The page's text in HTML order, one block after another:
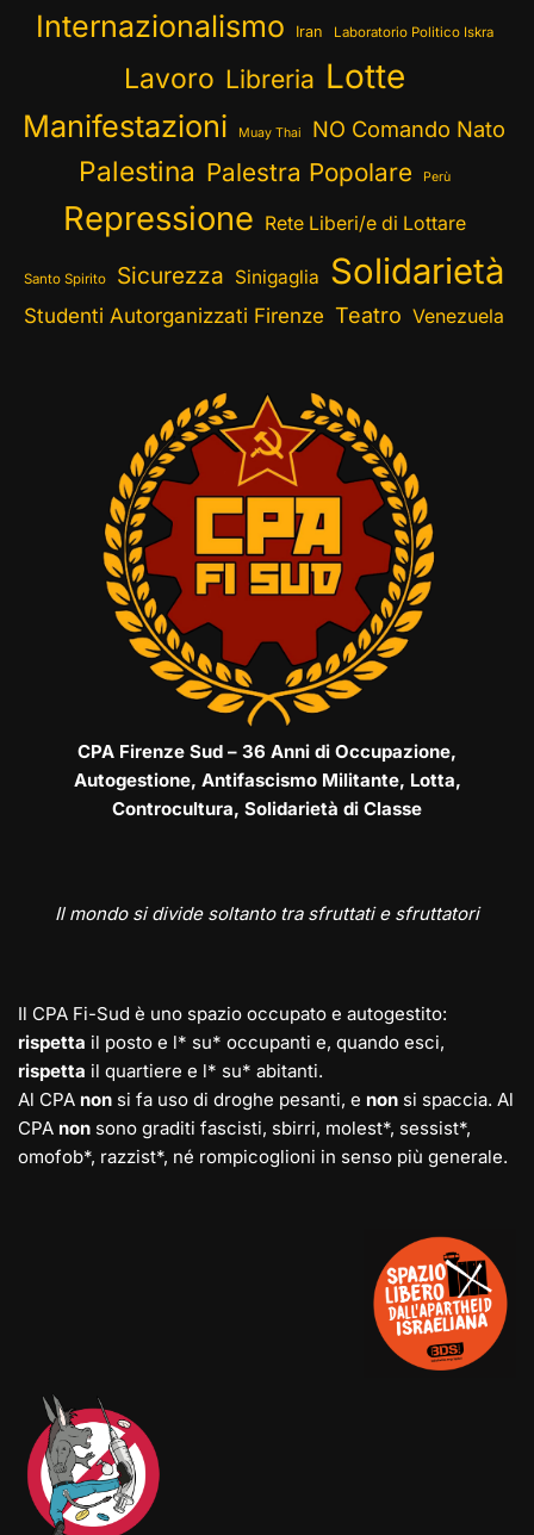
Internazionalismo Iran Laboratorio Politico Iskra
Lavoro Libreria Lotte
Manifestazioni Muay Thai NO Comando Nato
Palestina Palestra Popolare Perù
Repressione Rete Liberi/e di Lottare
Santo Spirito Sicurezza Sinigaglia Solidarietà
Studenti Autorganizzati Firenze Teatro Venezuela
CPA Firenze Sud – 36 Anni di Occupazione,
Autogestione, Antifascismo Militante, Lotta,
Controcultura, Solidarietà di Classe
Il mondo si divide soltanto tra sfruttati e sfruttatori
Il CPA Fi-Sud è uno spazio occupato e autogestito:
rispetta il posto e l* su* occupanti e, quando esci,
rispetta il quartiere e l* su* abitanti.
Al CPA non si fa uso di droghe pesanti, e non si spaccia. Al
CPA non sono graditi fascisti, sbirri, molest*, sessist*,
omofob*, razzist*, né rompicoglioni in senso più generale.